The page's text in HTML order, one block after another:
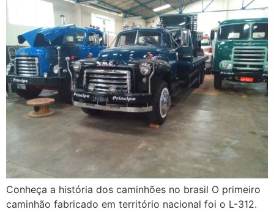
Conheça a história dos caminhões no brasil O primeiro
caminhão fabricado em território nacional foi o L-312.